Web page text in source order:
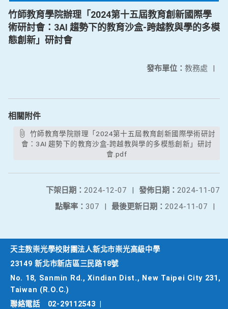
竹師教育學院辦理「2024第十五屆教育創新國際學
術研討會：3AI 趨勢下的教育沙盒-跨越教與學的多模
態創新」研討會
發布單位： 教務處 |
相關附件
會：3AI 趨勢下的教育沙盒-跨越教與學的多模態創新」研討
會.pdf
發佈日期： 2024-11-07
下架日期： 2024-12-07
|
最後更新日期： 2024-11-07 |
點擊率： 307 |
天主教崇光學校財團法人新北市崇光高級中學
23149 新北市新店區三民路18號
No. 18, Sanmin Rd., Xindian Dist., New Taipei City 231,
Taiwan (R.O.C.)
聯絡電話
02-29112543